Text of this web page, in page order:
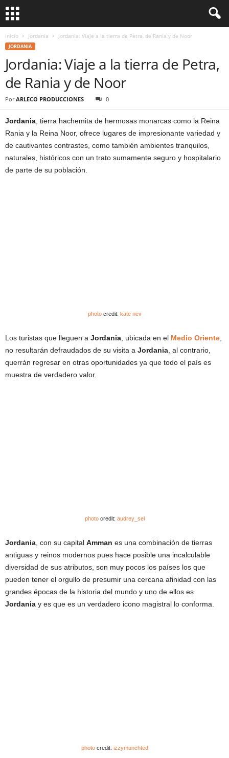
Inicio Jordania Jordania: Viaje a la tierra de Petra, de Rania y de Noor
JORDANIA
Jordania: Viaje a la tierra de Petra,
de Rania y de Noor
Por ARLECO PRODUCCIONES 0
Jordania , tierra hachemita de hermosas monarcas como la Reina
Rania y la Reina Noor, ofrece lugares de impresionante variedad y
de cautivantes contrastes, como también ambientes tranquilos,
naturales, históricos con un trato sumamente seguro y hospitalario
de parte de su población.
photocredit: kate nev
Los turistas que lleguen a Jordania , ubicada en el Medio Oriente
no resultarán defraudados de su visita a Jordania , al contrario,
querrán regresar en otras oportunidades ya que todo el país es
muestra de verdadero valor.
photocredit: audrey_sel
Jordania , con su capital Amman es una combinación de tierras
antiguas y reinos modernos pues hace posible una incalculable
diversidad de sus atributos, son muy pocos los países los que
pueden tener el orgullo de presumir una cercana afinidad con las
grandes épocas de la historia del mundo y uno de ellos es
Jordania y es que es un verdadero icono magistral lo conforma.
photocredit: izzymunchted